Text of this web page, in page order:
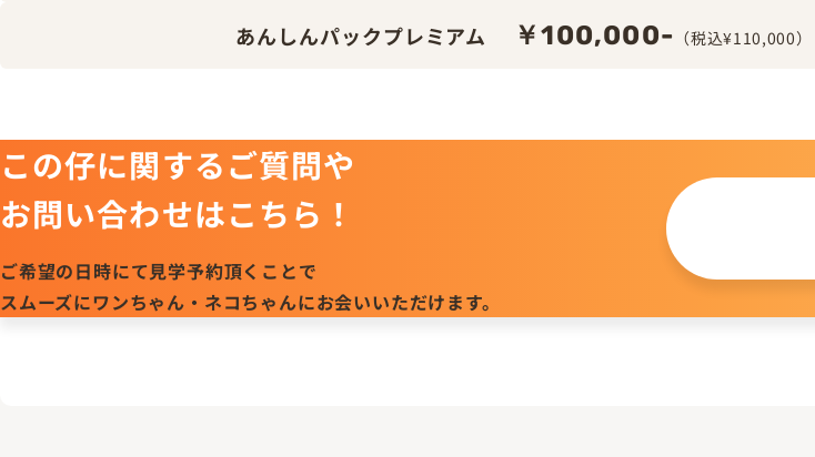
あんしんパックプレミアム ￥100,000- （税込¥110,000）
この仔に関するご質問や
お問い合わせはこちら！
ご希望の日時にて見学予約頂くことで
スムーズにワンちゃん・ネコちゃんにお会いいただけます。